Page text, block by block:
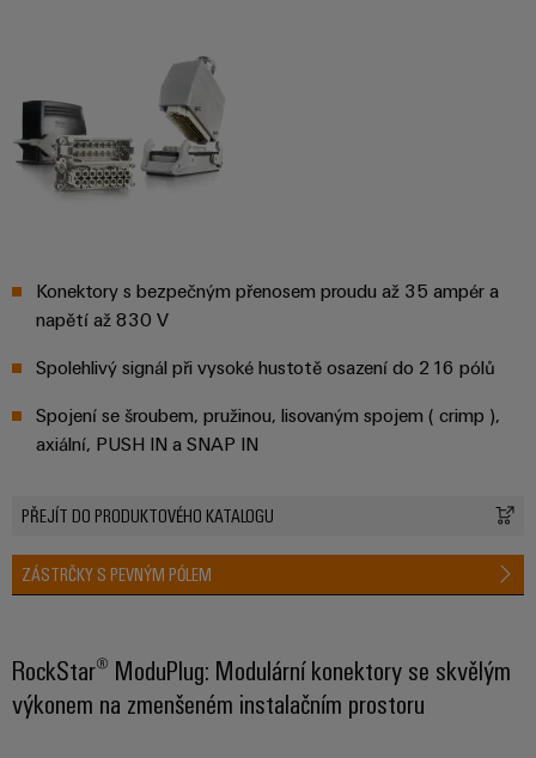
Ukládání
energie
Řešení
systémy
skladování
energie
energie
Provozní
oblasti
energie
jako
technologie
Konektory
a
svorkovnice
PCB
oblasti
PCB
Výrobce
originálního
(OEM)
nástroje
energie
AI
přístup
Platforma
easyConnect
Nářadí
Konektory s bezpečným přenosem proudu až 35 ampér a
napětí až 830 V
Spolehlivý signál při vysoké hustotě osazení do 216 pólů
Spojení se šroubem, pružinou, lisovaným spojem ( crimp ),
axiální, PUSH IN a SNAP IN
PŘEJÍT DO PRODUKTOVÉHO KATALOGU
ZÁSTRČKY S PEVNÝM PÓLEM
RockStar® ModuPlug: Modulární konektory se skvělým
výkonem na zmenšeném instalačním prostoru